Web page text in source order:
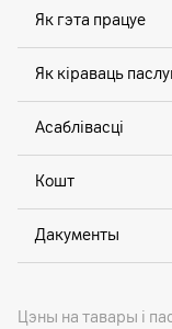
Як гэта працуе
Як кіраваць
Асаблівасці
Кошт
Дакументы
Цэны на тавары i